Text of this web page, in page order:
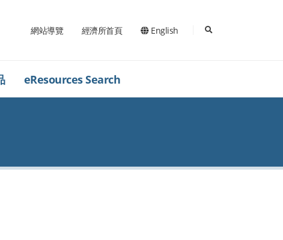
網站導覽 經濟所首頁 English search
eResources Search